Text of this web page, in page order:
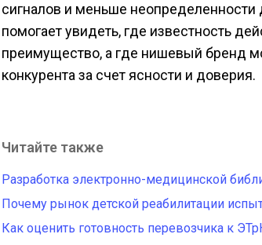
сигналов и меньше неопределенности
помогает увидеть, где известность
преимущество, а где нишевый бренд
конкурента за счет ясности и доверия.
Читайте также
Разработка электронно-медицинской
Почему рынок детской реабилитации
Как оценить готовность перевозчика к